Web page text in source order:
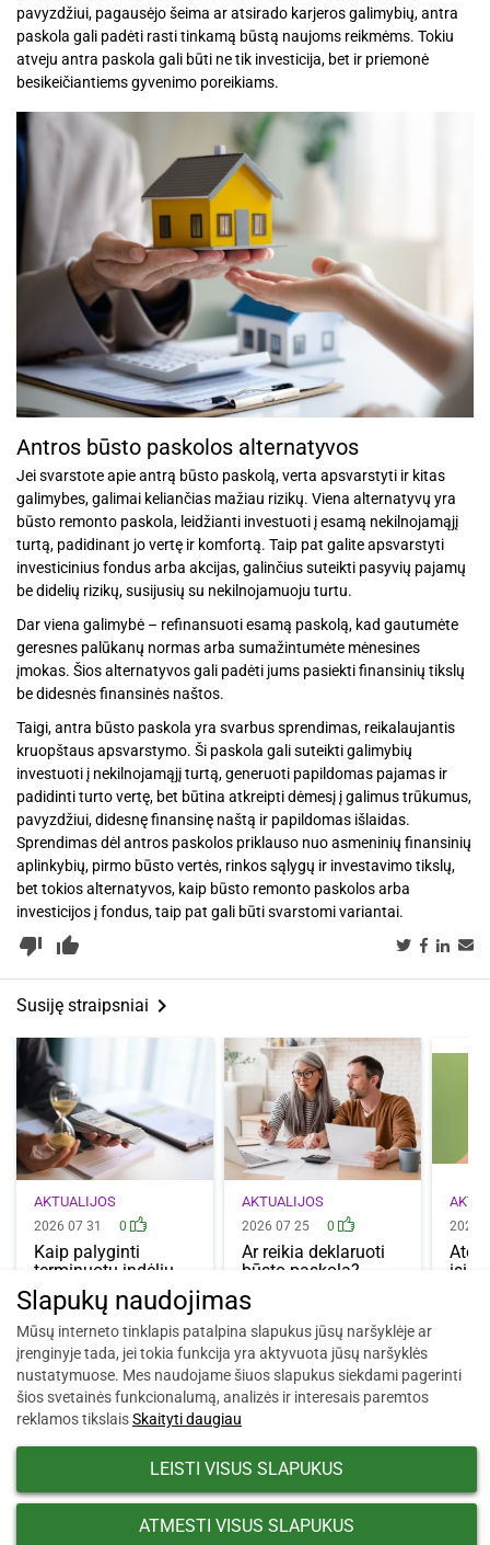
pavyzdžiui, pagausėjo šeima ar atsirado karjeros galimybių, antra
paskola gali padėti rasti tinkamą būstą naujoms reikmėms. Tokiu
atveju antra paskola gali būti ne tik investicija, bet ir priemonė
besikeičiantiems gyvenimo poreikiams.
Antros būsto paskolos alternatyvos
Jei svarstote apie antrą būsto paskolą, verta apsvarstyti ir kitas
galimybes, galimai keliančias mažiau rizikų. Viena alternatyvų yra
būsto remonto paskola, leidžianti investuoti į esamą nekilnojamąjį
turtą, padidinant jo vertę ir komfortą. Taip pat galite apsvarstyti
investicinius fondus arba akcijas, galinčius suteikti pasyvių pajamų
be didelių rizikų, susijusių su nekilnojamuoju turtu.
Dar viena galimybė – refinansuoti esamą paskolą, kad gautumėte
geresnes palūkanų normas arba sumažintumėte mėnesines
įmokas. Šios alternatyvos gali padėti jums pasiekti finansinių tikslų
be didesnės finansinės naštos.
Taigi, antra būsto paskola yra svarbus sprendimas, reikalaujantis
kruopštaus apsvarstymo. Ši paskola gali suteikti galimybių
investuoti į nekilnojamąjį turtą, generuoti papildomas pajamas ir
padidinti turto vertę, bet būtina atkreipti dėmesį į galimus trūkumus,
pavyzdžiui, didesnę finansinę naštą ir papildomas išlaidas.
Sprendimas dėl antros paskolos priklauso nuo asmeninių finansinių
aplinkybių, pirmo būsto vertės, rinkos sąlygų ir investavimo tikslų,
bet tokios alternatyvos, kaip būsto remonto paskolos arba
investicijos į fondus, taip pat gali būti svarstomi variantai.
thumb_up_alt
thumb_down_alt
Susiję straipsniai keyboard_arrow_right
AKTUALIJOS
2026 07 31 0
Kaip palyginti
terminuotų indėlių
palūkanas? Į ką…
AKTUALIJOS
2026 07 25 0
Ar reikia deklaruoti
būsto paskolą?
2026
Slapukų naudojimas
Mūsų interneto tinklapis patalpina slapukus jūsų naršyklėje ar
įrenginyje tada, jei tokia funkcija yra aktyvuota jūsų naršyklės
nustatymuose. Mes naudojame šiuos slapukus siekdami pagerinti
šios svetainės funkcionalumą, analizės ir interesais paremtos
reklamos tikslaisSkaityti daugiau
LEISTI VISUS SLAPUKUS
ATMESTI VISUS SLAPUKUS